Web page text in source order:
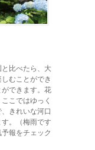
比べたら、大
むことができ
できます。花
こではゆっく
きれいな河口
。（梅雨です
報をチェック